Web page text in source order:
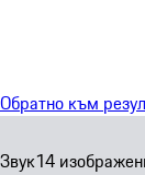
Обратно към
Звук14